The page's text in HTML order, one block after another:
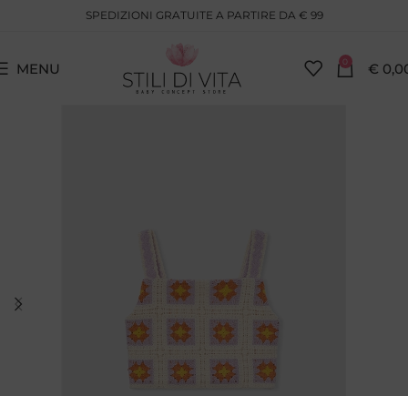
SPEDIZIONI GRATUITE A PARTIRE DA € 99
MENU 0 €